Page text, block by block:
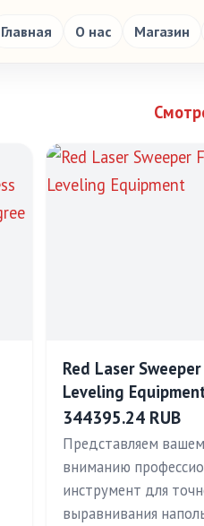
Главная О нас Магазин
Red Laser
Leveling
344395.24 RUB
Представляем
вниманию
инструмент для
выравнивания